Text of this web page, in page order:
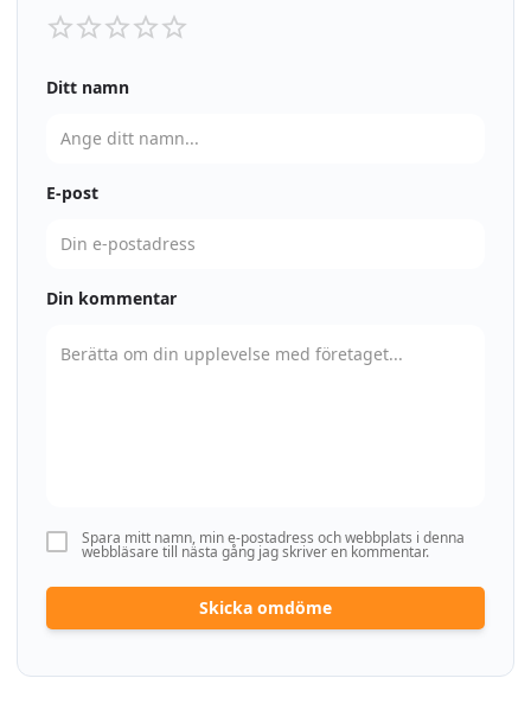
Ditt namn
E-post
Din kommentar
Spara mitt namn, min e-postadress och webbplats i denna
webbläsare till nästa gång jag skriver en kommentar.
Skicka omdöme